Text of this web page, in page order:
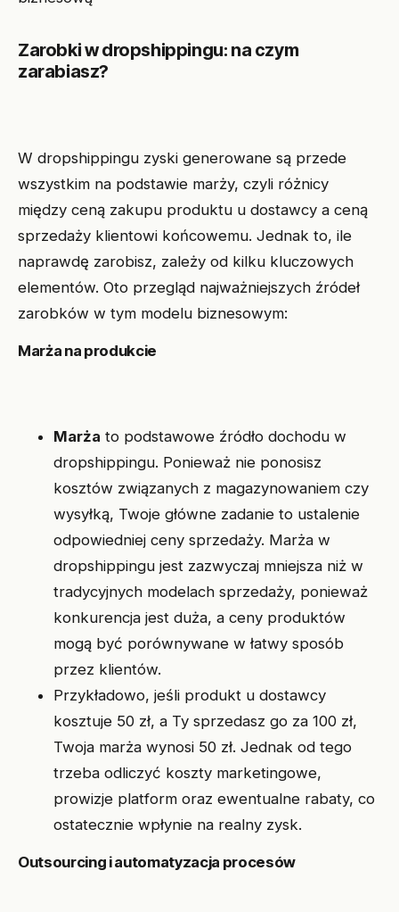
Zarobki w dropshippingu: na czym
zarabiasz?
W dropshippingu zyski generowane są przede
wszystkim na podstawie marży, czyli różnicy
między ceną zakupu produktu u dostawcy a ceną
sprzedaży klientowi końcowemu. Jednak to, ile
naprawdę zarobisz, zależy od kilku kluczowych
elementów. Oto przegląd najważniejszych źródeł
zarobków w tym modelu biznesowym:
Marża na produkcie
Marża to podstawowe źródło dochodu w
dropshippingu. Ponieważ nie ponosisz
kosztów związanych z magazynowaniem czy
wysyłką, Twoje główne zadanie to ustalenie
odpowiedniej ceny sprzedaży. Marża w
dropshippingu jest zazwyczaj mniejsza niż w
tradycyjnych modelach sprzedaży, ponieważ
konkurencja jest duża, a ceny produktów
mogą być porównywane w łatwy sposób
przez klientów.
Przykładowo, jeśli produkt u dostawcy
kosztuje 50 zł, a Ty sprzedasz go za 100 zł,
Twoja marża wynosi 50 zł. Jednak od tego
trzeba odliczyć koszty marketingowe,
prowizje platform oraz ewentualne rabaty, co
ostatecznie wpłynie na realny zysk.
Outsourcing i automatyzacja procesów